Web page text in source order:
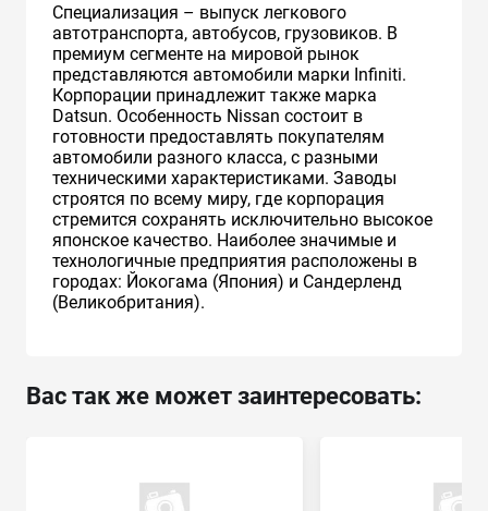
Специализация – выпуск легкового
автотранспорта, автобусов, грузовиков. В
премиум сегменте на мировой рынок
представляются автомобили марки Infiniti.
Корпорации принадлежит также марка
Datsun. Особенность Nissan состоит в
готовности предоставлять покупателям
автомобили разного класса, с разными
техническими характеристиками. Заводы
строятся по всему миру, где корпорация
стремится сохранять исключительно высокое
японское качество. Наиболее значимые и
технологичные предприятия расположены в
городах: Йокогама (Япония) и Сандерленд
(Великобритания).
Вас так же может заинтересовать: